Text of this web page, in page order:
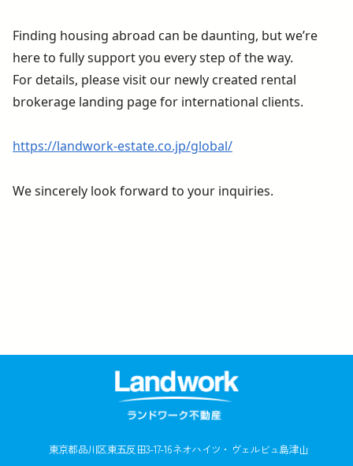
Finding housing abroad can be daunting, but we’re
here to fully support you every step of the way.
For details, please visit our newly created rental
brokerage landing page for international clients.
https://landwork-estate.co.jp/global/
We sincerely look forward to your inquiries.
東京都品川区東五反田3-17-16ネオハイツ・ヴェルビュ島津山